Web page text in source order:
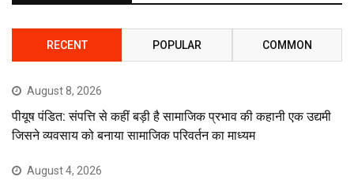
RECENT POPULAR COMMON
August 8, 2026
पीयूष पंडित: संपत्ति से कहीं बड़ी है सामाजिक प्रभाव की कहानी एक उद्यमी
जिसने व्यवसाय को बनाया सामाजिक परिवर्तन का माध्यम
August 4, 2026